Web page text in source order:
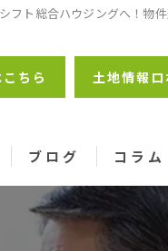
フト総合ハウジングへ！物
ちら 土地情報ロ
ブログ コラム